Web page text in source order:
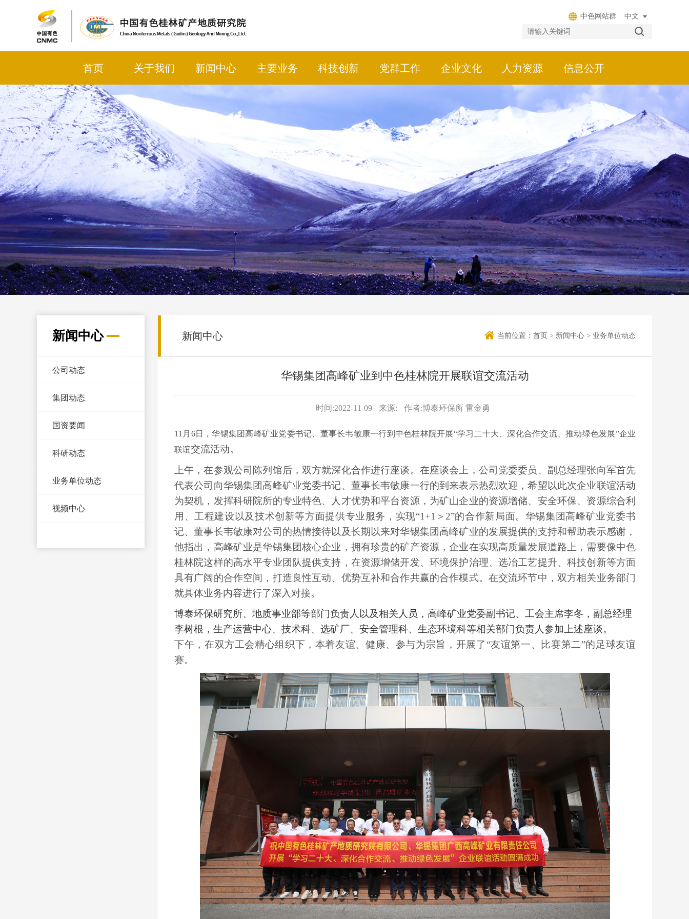
中色网站群
首页 关于我们 新闻中心 主要业务 科技创新 党群工作 企业文化 人力资源 信息公开
新闻中心
公司动态
集团动态
国资要闻
科研动态
业务单位动态
视频中心
新闻中心 当前位置： 首页 > 新闻中心 > 业务单位动态
华锡集团高峰矿业到中色桂林院开展联谊交流活动
时间:2022-11-09 来源: 作者:博泰环保所 雷金勇
11月6日，华锡集团高峰矿业党委书记、董事长韦敏康一行到中色桂林院开展“学习二十大、深化合作交流、推动绿色发展”企业
联谊交流活动。
上午，在参观公司陈列馆后，双方就深化合作进行座谈。在座谈会上，公司党委委员、副总经理张向军首先
代表公司向华锡集团高峰矿业党委书记、董事长韦敏康一行的到来表示热烈欢迎，希望以此次企业联谊活动
为契机，发挥科研院所的专业特色、人才优势和平台资源，为矿山企业的资源增储、安全环保、资源综合利
用、工程建设以及技术创新等方面提供专业服务，实现“1+1＞2”的合作新局面。华锡集团高峰矿业党委书
记、董事长韦敏康对公司的热情接待以及长期以来对华锡集团高峰矿业的发展提供的支持和帮助表示感谢，
他指出，高峰矿业是华锡集团核心企业，拥有珍贵的矿产资源，企业在实现高质量发展道路上，需要像中色
桂林院这样的高水平专业团队提供支持，在资源增储开发、环境保护治理、选冶工艺提升、科技创新等方面
具有广阔的合作空间，打造良性互动、优势互补和合作共赢的合作模式。在交流环节中，双方相关业务部门
就具体业务内容进行了深入对接。
博泰环保研究所、地质事业部等部门负责人以及相关人员，高峰矿业党委副书记、工会主席李冬，副总经理
李树根，生产运营中心、技术科、选矿厂、安全管理科、生态环境科等相关部门负责人参加上述座谈。
下午，在双方工会精心组织下，本着友谊、健康、参与为宗旨，开展了“友谊第一、比赛第二”的足球友谊
赛。